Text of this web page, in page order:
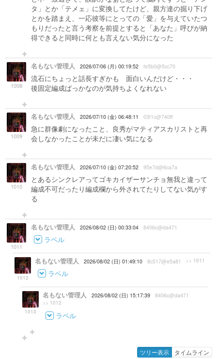
タ」とか「テメェ」に変換してたけど、親方達の掘り下げ
とかを踏まえ、一応彼等にとっての「愛」を与えていたつ
もりだったと言う考察を前提とすると「あなた」呼びが納
得できると同時に何とも言えない気分になった
1008
名もない管理人 2026/07/06 (月) 00:19:52 fe5b0@5cc70
流石にちょっと話長すぎかも 面白いんだけど・・・
後固定編成ばっかなのが気持ちよくなれない
1009
名もない管理人 2026/07/10 (金) 06:48:11 03f1c@740ff
急に群像劇になったこと、良秀がマティアスカリストと再
会しなかったことが未だに凄い気になる
1010
名もない管理人 2026/07/10 (金) 07:20:52 95e7d@6ca7a
とあるシンクレアってゴキカイザーサンチョ無我と違って
編成不可だったり編成欄から外されてたりしてない気がす
る
1011
名もない管理人 2026/08/02 (日) 00:33:04 8406c@da471
ラベル
1012
名もない管理人 2026/08/02 (日) 01:49:10 8c517@e5a81 >> 1011
ラベル
1013
名もない管理人 2026/08/02 (日) 15:17:39 8406c@da471
>> 1012
ラベル
ツリー表示 タイムライン